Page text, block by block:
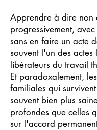
Apprendre à dire
progressivement,
sans en faire un acte
souvent l'un des actes
libérateurs du travail
Et paradoxalement,
familiales qui
souvent bien plus
profondes que celles
sur l'accord